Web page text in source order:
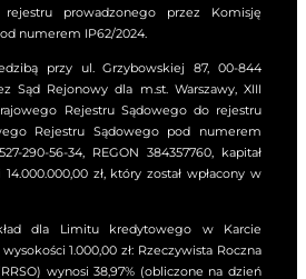
rejestru prowadzonego przez Komisję
numerem IP62/2024.
przy ul. Grzybowskiej 87, 00-844
Sąd Rejonowy dla m.st. Warszawy, XIII
Rejestru Sądowego do rejestru
Rejestru Sądowego pod numerem
290-56-34, REGON 384357760, kapitał
zł, który został wpłacony w
dla Limitu kredytowego w Karcie
1.000,00 zł: Rzeczywista Roczna
wynosi 38,97% (obliczone na dzień